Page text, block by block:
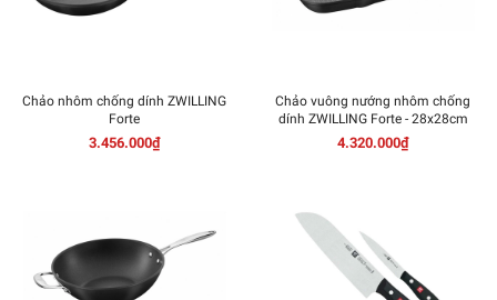
Chảo nhôm chống dính ZWILLING
Forte
3.456.000₫
Chảo vuông nướng nhôm chống
dính ZWILLING Forte - 28x28cm
4.320.000₫